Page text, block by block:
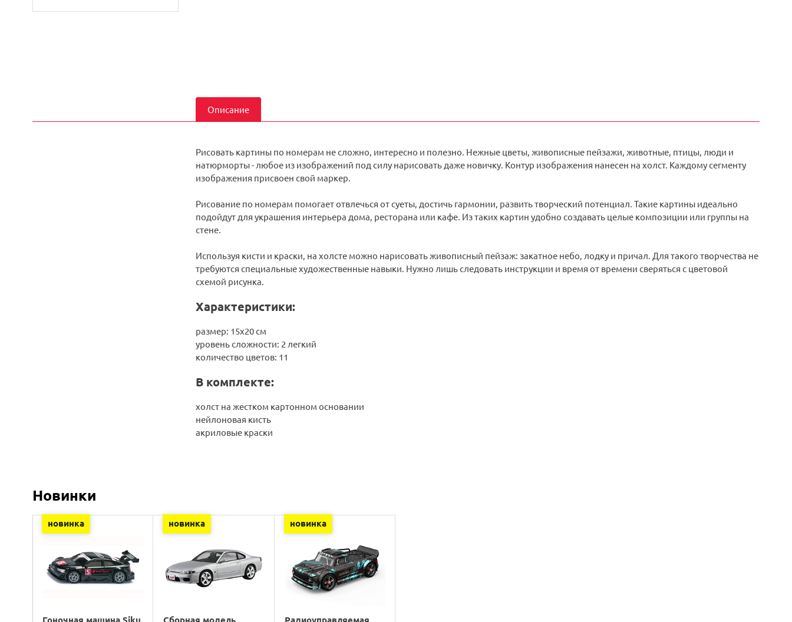
Описание
Рисовать картины по номерам не сложно, интересно и полезно. Нежные цветы, живописные пейзажи, животные, птицы, люди и
натюрморты - любое из изображений под силу нарисовать даже новичку. Контур изображения нанесен на холст. Каждому сегменту
изображения присвоен свой маркер.
Рисование по номерам помогает отвлечься от суеты, достичь гармонии, развить творческий потенциал. Такие картины идеально
подойдут для украшения интерьера дома, ресторана или кафе. Из таких картин удобно создавать целые композиции или группы на
стене.
Используя кисти и краски, на холсте можно нарисовать живописный пейзаж: закатное небо, лодку и причал. Для такого творчества не
требуются специальные художественные навыки. Нужно лишь следовать инструкции и время от времени сверяться с цветовой
схемой рисунка.
Характеристики:
размер: 15х20 см
уровень сложности: 2 легкий
количество цветов: 11
В комплекте:
холст на жестком картонном основании
нейлоновая кисть
акриловые краски
Новинки
новинка
Гоночная машина Siku
новинка
Сборная модель
новинка
Радиоуправляемая